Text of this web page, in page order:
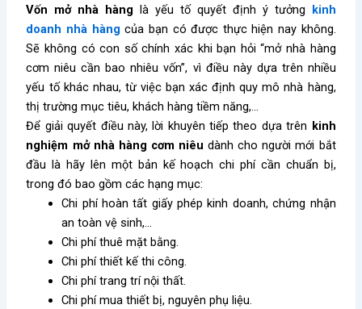
Vốn mở nhà hàng là yếu tố quyết định ý tưởng kinh
doanh nhà hàng của bạn có được thực hiện nay không.
Sẽ không có con số chính xác khi bạn hỏi “mở nhà hàng
cơm niêu cần bao nhiêu vốn”, vì điều này dựa trên nhiều
yếu tố khác nhau, từ việc bạn xác định quy mô nhà hàng,
thị trường mục tiêu, khách hàng tiềm năng,…
Để giải quyết điều này, lời khuyên tiếp theo dựa trên kinh
nghiệm mở nhà hàng cơm niêu dành cho người mới bắt
đầu là hãy lên một bản kế hoạch chi phí cần chuẩn bị,
trong đó bao gồm các hạng mục:
Chi phí hoàn tất giấy phép kinh doanh, chứng nhận
an toàn vệ sinh,…
Chi phí thuê mặt bằng.
Chi phí thiết kế thi công.
Chi phí trang trí nội thất.
Chi phí mua thiết bị, nguyên phụ liệu.